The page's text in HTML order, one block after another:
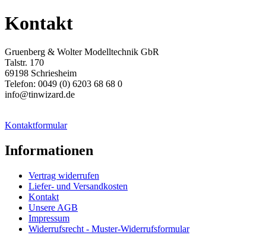
Kontakt
Gruenberg & Wolter Modelltechnik GbR
Talstr. 170
69198 Schriesheim
Telefon: 0049 (0) 6203 68 68 0
info@tinwizard.de
Kontaktformular
Informationen
Vertrag widerrufen
Liefer- und Versandkosten
Kontakt
Unsere AGB
Impressum
Widerrufsrecht - Muster-Widerrufsformular